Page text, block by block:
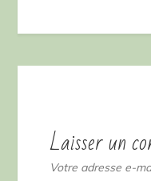
Laisser un
Votre adresse e-